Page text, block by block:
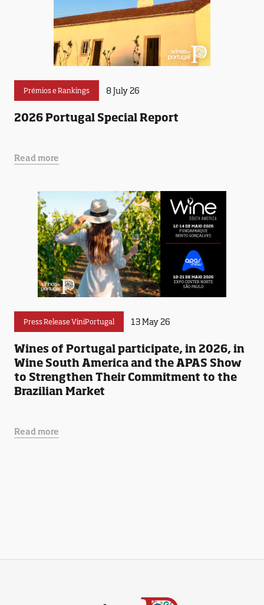
Prémios e Rankings 8 July 26
2026 Portugal Special Report
Read more
Press Release ViniPortugal 13 May 26
Wines of Portugal participate, in 2026, in
Wine South America and the APAS Show
to Strengthen Their Commitment to the
Brazilian Market
Read more